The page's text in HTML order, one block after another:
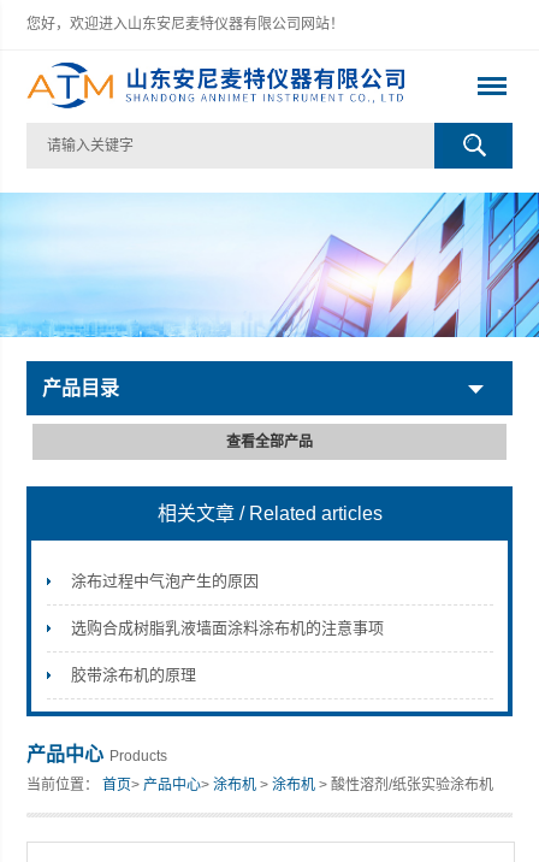
您好，欢迎进入山东安尼麦特仪器有限公司网站！
山东安尼麦特仪器有限公司
产品目录
查看全部产品
相关文章 / Related articles
涂布过程中气泡产生的原因
选购合成树脂乳液墙面涂料涂布机的注意事项
胶带涂布机的原理
产品中心 Products
当前位置：首页>产品中心>涂布机 >涂布机 > 酸性溶剂/纸张实验涂布机